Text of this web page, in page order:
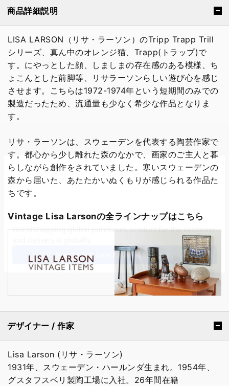
商品詳細説明
LISA LARSON（リサ・ラーソン）のTripp Trapp Trill
シリーズ、真ん中のオレンジ猫、Trapp(トラップ)で
す。にやっとした顔、しましまの存在感のある模様、ち
ょこんとした前脚等、リサラーソンらしい遊び心を感じ
させます。こちらは1972-1974年という短期間のみでの
製造だったため、流通量も少なく希少な作品となりま
す。
リサ・ラーソンは、スウェーデンを代表する陶芸作家で
す。都心から少し離れた森のなかで、画家のご主人と暮
らしながら創作をされていました。寒いスウェーデンの
森から届いた、あたたかいぬくもりが感じられる作品た
ちです。
Vintage Lisa Larsonの全ラインナップはこちら
デザイナー / 作家
Lisa Larson (リサ・ラーソン)
1931年、スウェーデン・ハールンダ生まれ。1954年、
グスタフスベリ製陶工場に入社。26年間在籍